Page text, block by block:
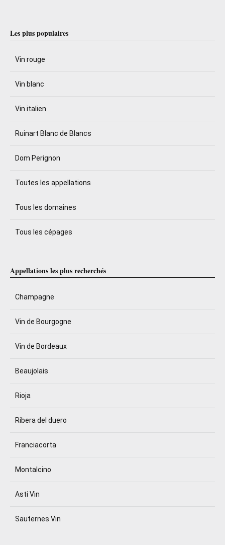
Les plus populaires
Vin rouge
Vin blanc
Vin italien
Ruinart Blanc de Blancs
Dom Perignon
Toutes les appellations
Tous les domaines
Tous les cépages
Appellations les plus recherchés
Champagne
Vin de Bourgogne
Vin de Bordeaux
Beaujolais
Rioja
Ribera del duero
Franciacorta
Montalcino
Asti Vin
Sauternes Vin